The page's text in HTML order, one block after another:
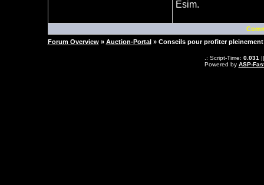
Esim.
Forum Overview» Auction-Portal» Conseils pour profiter pleinement
.: Script-Time: 0.031
Powered by ASP-